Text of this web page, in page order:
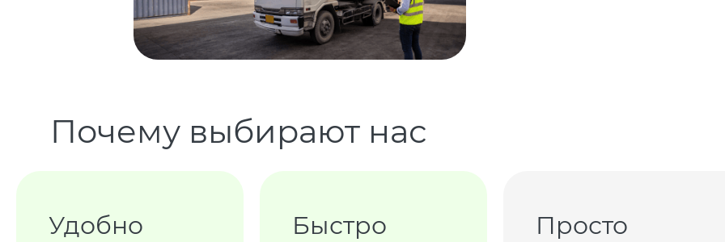
Почему выбирают нас
Удобно Быстро Просто